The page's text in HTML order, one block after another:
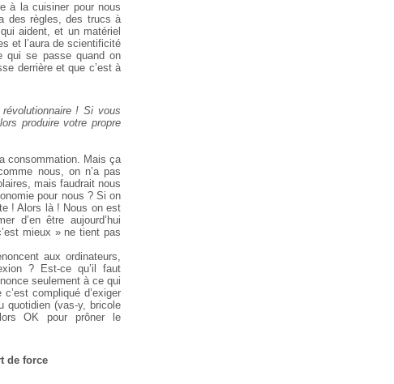
à la cuisiner pour nous
des règles, des trucs à
aident, et un matériel
et l’aura de scientificité
qui se passe quand on
derrière et que c’est à
! Si vous
produire votre propre
consommation. Mais ça
nous, on n’a pas
mais faudrait nous
pour nous ? Si on
! Alors là ! Nous on est
d’en être aujourd’hui
mieux » ne tient pas
aux ordinateurs,
? Est-ce qu’il faut
seulement à ce qui
compliqué d’exiger
quotidien (vas-y, bricole
OK pour prôner le
de force